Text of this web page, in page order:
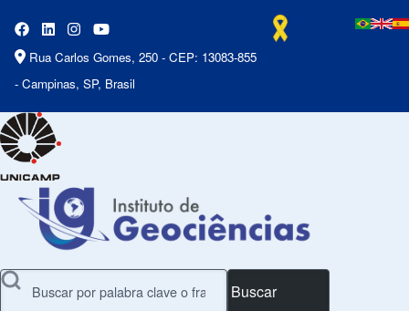
Rua Carlos Gomes, 250 - CEP: 13083-855
- Campinas, SP, Brasil
Buscar